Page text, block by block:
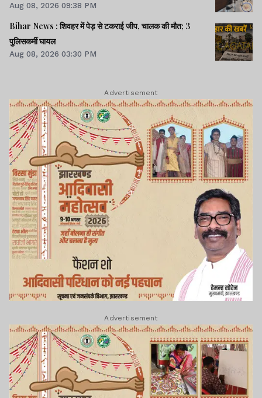
Aug 08, 2026 09:38 PM
Bihar News : शिवहर में पेड़ से टकराई जीप, चालक की मौत; 3
पुलिसकर्मी घायल
Aug 08, 2026 03:30 PM
Advertisement
Advertisement